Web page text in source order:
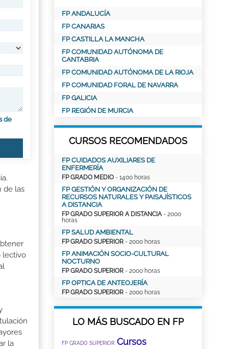
de
de las
lectivo
la
FP ANDALUCÍA
FP CANARIAS
FP CASTILLA LA MANCHA
FP COMUNIDAD AUTÓNOMA DE
CANTABRIA
FP COMUNIDAD AUTÓNOMA DE LA RIOJA
FP COMUNIDAD FORAL DE NAVARRA
FP GALICIA
FP REGIÓN DE MURCIA
CURSOS RECOMENDADOS
FP CUIDADOS AUXILIARES DE
ENFERMERÍA
FP GRADO MEDIO - 1400 horas
FP GESTIÓN Y ORGANIZACIÓN DE
RECURSOS NATURALES Y PAISAJÍSTICOS
A DISTANCIA
FP GRADO SUPERIOR A DISTANCIA- 2000
horas
FP SALUD AMBIENTAL
FP GRADO SUPERIOR - 2000 horas
FP ANIMACIÓN SOCIO-CULTURAL
NOCTURNO
FP GRADO SUPERIOR - 2000 horas
FP OPTICA DE ANTEOJERÍA
FP GRADO SUPERIOR - 2000 horas
LO MÁS BUSCADO EN FP
FP GRADO SUPERIOR Cursos